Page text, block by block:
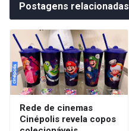
Postagens relacionadas
Rede de cinemas
Cinépolis revela copos